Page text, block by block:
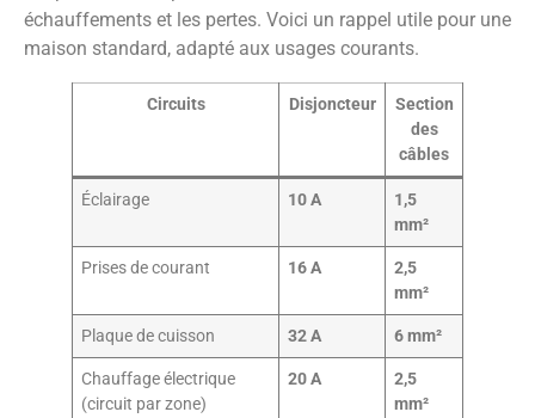
échauffements et les pertes. Voici un rappel utile pour une
maison standard, adapté aux usages courants.
Circuits Disjoncteur
Section
des
câbles
Éclairage 10 A
1,5
mm²
Prises de courant 16 A
2,5
mm²
Plaque de cuisson 32 A 6 mm²
Chauffage électrique
(circuit par zone)
20 A
2,5
mm²